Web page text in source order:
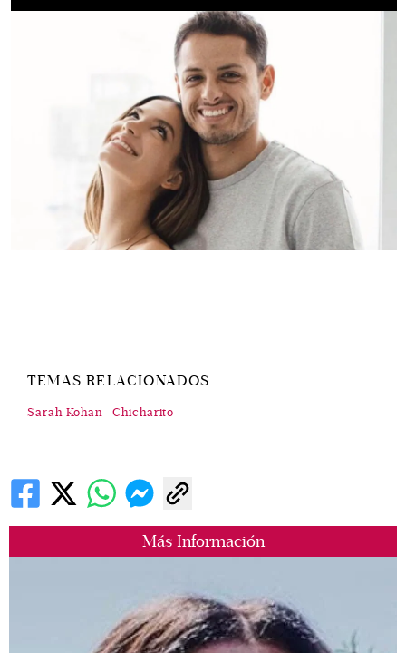
Más Información
TEMAS RELACIONADOS
Sarah Kohan Chicharito